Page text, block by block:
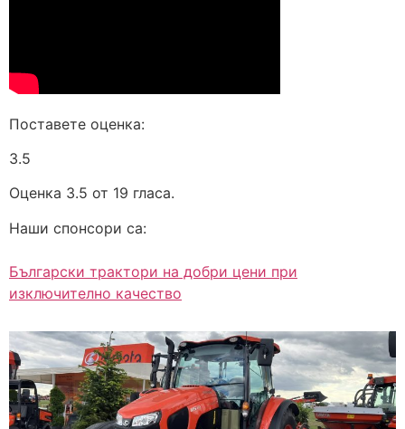
Поставете оценка:
3.5
Оценка 3.5 от 19 гласа.
Наши спонсори са:
Български трактори на добри цени при
изключително качество